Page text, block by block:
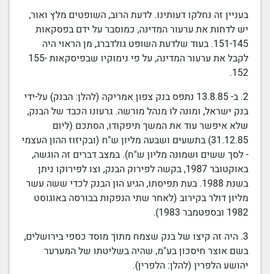
בעניין זה נחלקו דעותינו. לדעת הרוב, השופטים מלץ ואור,
יש לדחות את ערעור המדינה, כמוסבר על ידם בפסקאות
151-145. בעוד שלדעת השופט גולדברג, מן הראוי היה
לקבל את ערעור המדינה, על פי נימוקיו שבפיסקאות155-
152
.
2. ב-
13.8.85 נתפס בנק צפון אמריקה (להלן: הבנק) על-ידי
בנק ישראל, ומונה לו מנהל מורשה. גרעונו הכבד שלהבנק,
שלא איפשר עוד את המשך תיפקודו, הסתכם (ליום
31.12.85) בתשעים ושבעה מליון ש"ח (ובקיזוזההון העצמי
- לסך ששים ושמונה מליון ש"ח). במצב דברים זה הוגשה,
באוקטובר 1987, בקשה לפירוק
הבנק, וצו לפירוקו ניתן
בשנת 1988. בעת תפיסתו, הגיע הון
הבנק לכדי ששה עשר
מליון דולר בקירוב (לאחר שתי הנפקותבבורסה באוגוסט
1982 ובספטמבר 1983).
3. היה זה קיצו של
בנק שצמח מתוך מוסד כספי בירושלים,
בשם אוצר חיסכוןבע"מ, שהיה בשליטתו של המערער
יהושע הלפרין (להלן: הלפרין).